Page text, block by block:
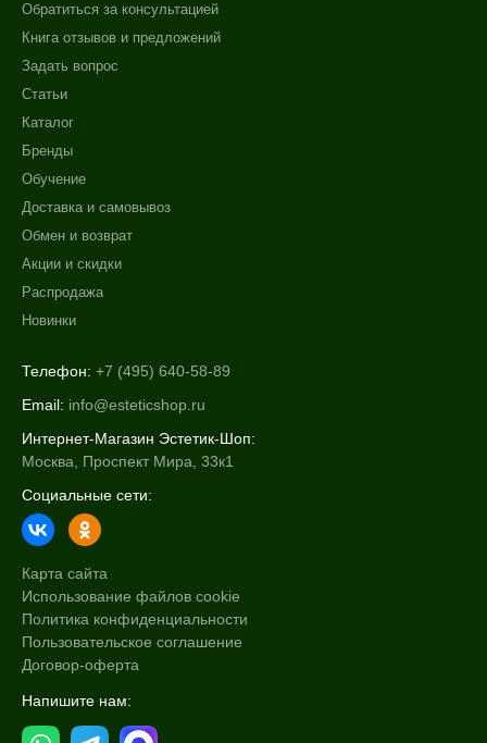
Обратиться за консультацией
Книга отзывов и предложений
Задать вопрос
Статьи
Каталог
Бренды
Обучение
Доставка и самовывоз
Обмен и возврат
Акции и скидки
Распродажа
Новинки
Телефон: +7 (495) 640-58-89
Email: info@esteticshop.ru
Интернет-Магазин Эстетик-Шоп:
Москва, Проспект Мира, 33к1
Социальные сети:
Карта сайта
Использование файлов cookie
Политика конфиденциальности
Пользовательское соглашение
Договор-оферта
Напишите нам: